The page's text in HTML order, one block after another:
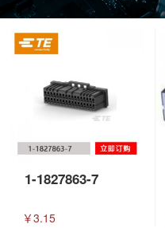
1-1827863-7
￥3.15